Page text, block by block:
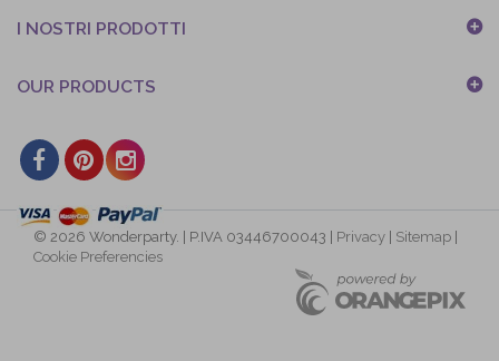
I NOSTRI PRODOTTI
OUR PRODUCTS
© 2026 Wonderparty. | P.IVA 03446700043 | Privacy Sitemap
Cookie Preferencies